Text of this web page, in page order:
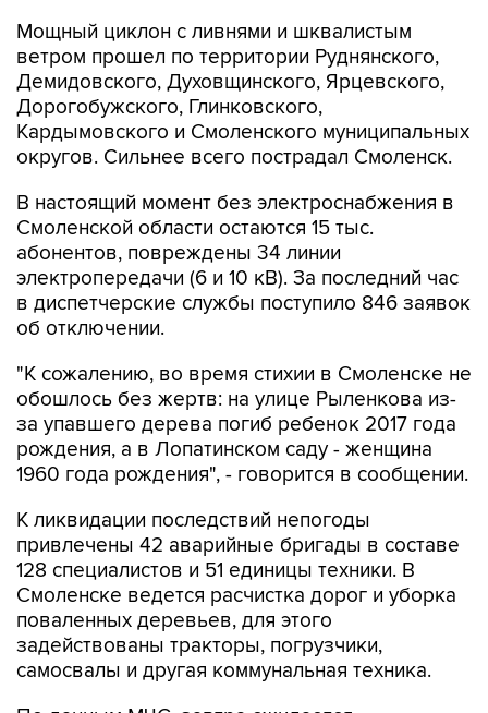
Мощный циклон с ливнями и шквалистым
ветром прошел по территории Руднянского,
Демидовского, Духовщинского, Ярцевского,
Дорогобужского, Глинковского,
Кардымовского и Смоленского муниципальных
округов. Сильнее всего пострадал Смоленск.
В настоящий момент без электроснабжения в
Смоленской области остаются 15 тыс.
абонентов, повреждены 34 линии
электропередачи (6 и 10 кВ). За последний час
в диспетчерские службы поступило 846 заявок
об отключении.
"К сожалению, во время стихии в Смоленске не
обошлось без жертв: на улице Рыленкова из-
за упавшего дерева погиб ребенок 2017 года
рождения, а в Лопатинском саду - женщина
1960 года рождения", - говорится в сообщении.
К ликвидации последствий непогоды
привлечены 42 аварийные бригады в составе
128 специалистов и 51 единицы техники. В
Смоленске ведется расчистка дорог и уборка
поваленных деревьев, для этого
задействованы тракторы, погрузчики,
самосвалы и другая коммунальная техника.